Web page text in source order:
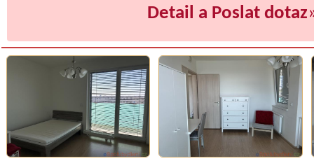
Detail a Poslat dotaz